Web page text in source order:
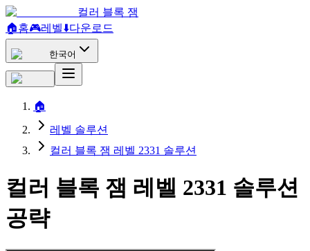
컬러 블록 잼
🏠홈🎮레벨⬇️다운로드
한국어
🏠
레벨 솔루션
컬러 블록 잼 레벨 2331 솔루션
컬러 블록 잼 레벨 2331 솔루션
공략